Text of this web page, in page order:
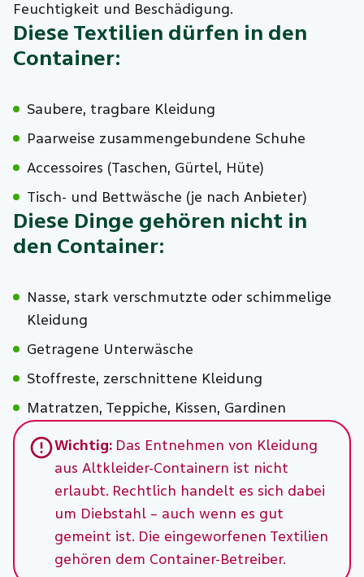
Feuchtigkeit und Beschädigung.
Diese Textilien dürfen in den
Container:
Saubere, tragbare Kleidung
Paarweise zusammengebundene Schuhe
Accessoires (Taschen, Gürtel, Hüte)
Tisch- und Bettwäsche (je nach Anbieter)
Diese Dinge gehören nicht in
den Container:
Nasse, stark verschmutzte oder schimmelige
Kleidung
Getragene Unterwäsche
Stoffreste, zerschnittene Kleidung
Matratzen, Teppiche, Kissen, Gardinen
Wichtig: Das Entnehmen von Kleidung
aus Altkleider-Containern ist nicht
erlaubt. Rechtlich handelt es sich dabei
um Diebstahl – auch wenn es gut
gemeint ist. Die eingeworfenen Textilien
gehören dem Container-Betreiber.